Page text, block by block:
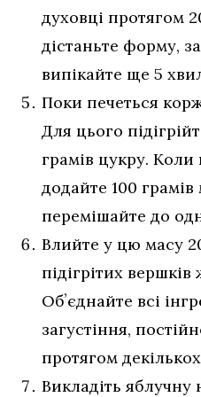
духовці протягом
дістаньте форму,
випікайте ще 5
Поки печеться
Для цього
грамів цукру. Коли
додайте 100
перемішайте до
Влийте у цю масу
підігрітих
Обʼєднайте всі
загустіння,
протягом
Викладіть яблучну